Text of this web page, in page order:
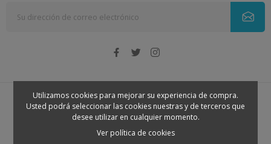
© 2026 - Nenena. Todos los derechos reservados
Utilizamos cookies para mejorar su experiencia de compra.
Usted podrá seleccionar las cookies nuestras y de terceros que
desee utilizar en cualquier momento.
Ver política de cookies